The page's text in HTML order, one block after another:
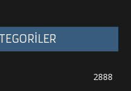
2888